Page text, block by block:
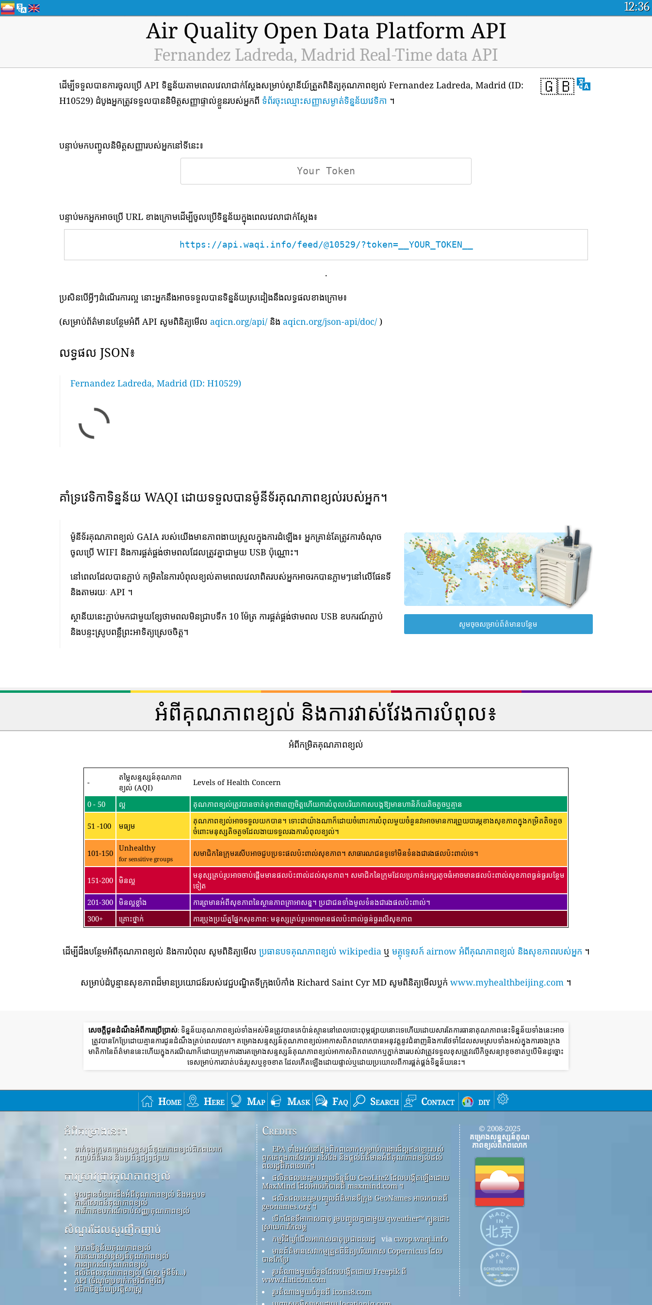
12:36
Air Quality Open Data Platform API
Fernandez Ladreda, Madrid Real-Time data API
🇬🇧
ដើម្បីទទួលបានការចូលប្រើ API ទិន្នន័យតាមពេលវេលាជាក់ស្តែងសម្រាប់ស្ថានីយ៍ត្រួតពិនិត្យគុណភាពខ្យល់ Fernandez Ladreda, Madrid (ID:
H10529) ដំបូងអ្នកត្រូវទទួលបាននិមិត្តសញ្ញាផ្ទាល់ខ្លួនរបស់អ្នកពី ទំព័រចុះឈ្មោះសញ្ញាសម្ងាត់ទិន្នន័យវេទិកា ។
បន្ទាប់មកបញ្ចូលនិមិត្តសញ្ញារបស់អ្នកនៅទីនេះ៖
បន្ទាប់មកអ្នកអាចប្រើ URL ខាងក្រោមដើម្បីចូលប្រើទិន្នន័យក្នុងពេលវេលាជាក់ស្តែង៖
https://api.waqi.info/feed/@10529/?token=__YOUR_TOKEN__
.
ប្រសិនបើអ្វីៗដំណើរការល្អ នោះអ្នកនឹងអាចទទួលបានទិន្នន័យស្រដៀងនឹងលទ្ធផលខាងក្រោម៖
(សម្រាប់ព័ត៌មានបន្ថែមអំពី API សូមពិនិត្យមើល aqicn.org/api/ និង aqicn.org/json-api/doc/ )
លទ្ធផល JSON៖
Fernandez Ladreda, Madrid (ID: H10529)
គាំទ្រវេទិកាទិន្នន័យ WAQI ដោយទទួលបានម៉ូនីទ័រគុណភាពខ្យល់របស់អ្នក។
ម៉ូនីទ័រគុណភាពខ្យល់ GAIA របស់យើងមានភាពងាយស្រួលក្នុងការដំឡើង៖ អ្នកគ្រាន់តែត្រូវការចំណុច
ចូលប្រើ WIFI និងការផ្គត់ផ្គង់ថាមពលដែលត្រូវគ្នាជាមួយ USB ប៉ុណ្ណោះ។
នៅពេលដែលបានភ្ជាប់ កម្រិតនៃការបំពុលខ្យល់តាមពេលវេលាពិតរបស់អ្នកអាចរកបានភ្លាមៗនៅលើផែនទី
និងតាមរយៈ API ។
ស្ថានីយនេះភ្ជាប់មកជាមួយខ្សែថាមពលមិនជ្រាបទឹក 10 ម៉ែត្រ ការផ្គត់ផ្គង់ថាមពល USB ឧបករណ៍ភ្ជាប់
និងបន្ទះស្រូបពន្លឺព្រះអាទិត្យស្រេចចិត្ត។
សូមចុចសម្រាប់ព័ត៌មានបន្ថែម
អំពីគុណភាពខ្យល់ និងការវាស់វែងការបំពុល៖
អំពីកម្រិតគុណភាពខ្យល់
-
តម្លៃសន្ទស្សន៍គុណភាព
ខ្យល់ (AQI)
Levels of Health Concern
0 - 50 ល្អ គុណភាពខ្យល់ត្រូវបានចាត់ទុកថាពេញចិត្តហើយការបំពុលបរិយាកាសបង្កឱ្យមានហានិភ័យតិចតួចឬគ្មាន
51 -100 មធ្យម
គុណភាពខ្យល់អាចទទួលយកបាន។ ទោះជាយ៉ាងណាក៏ដោយចំពោះការបំពុលមួយចំនួនវាអាចមានការព្រួយបារម្ភខាងសុខភាពក្នុងកម្រិតតិចតួច
ចំពោះមនុស្សតិចតួចដែលងាយទទួលរងការបំពុលខ្យល់។
101-150
Unhealthy
for sensitive groups
សមាជិកនៃក្រុមរសើបអាចជួបប្រទះផលប៉ះពាល់សុខភាព។ សាធារណជន​ទូទៅ​មិន​ទំនង​ជា​រង​ផល​ប៉ះពាល់​ទេ។
151-200 មិនល្អ
មនុស្សគ្រប់រូបអាចចាប់ផ្តើមមានផលប៉ះពាល់ដល់សុខភាព។ សមាជិកនៃក្រុមដែលប្រកាន់អក្សរតូចធំអាចមានផលប៉ះពាល់សុខភាពធ្ងន់ធ្ងរបន្ថែម
ទៀត
201-300 មិនល្អខ្លាំង
ការព្រមានអំពីសុខភាពនៃស្ថានភាពគ្រាអាសន្ន។ ប្រជាជនទាំងមូលទំនងជារងផលប៉ះពាល់។
300+
គ្រោះថ្នាក់ ការប្រុងប្រយ័ត្នផ្នែកសុខភាព: មនុស្សគ្រប់រូបអាចមានផលប៉ះពាល់ធ្ងន់ធ្ងរលើសុខភាព
ដើម្បីដឹងបន្ថែមអំពីគុណភាពខ្យល់ និងការបំពុល សូមពិនិត្យមើល ប្រធានបទគុណភាពខ្យល់ wikipediaឬ មគ្គុទ្ទេសក៍ airnow អំពីគុណភាពខ្យល់ និងសុខភាពរបស់អ្នក ។
សម្រាប់ដំបូន្មានសុខភាពដ៏មានប្រយោជន៍របស់វេជ្ជបណ្ឌិតទីក្រុងប៉េកាំង Richard Saint Cyr MD សូមពិនិត្យមើលប្លក់ www.myhealthbeijing.com ។
សេចក្តីជូនដំណឹងអំពីការប្រើប្រាស់: ទិន្នន័យគុណភាពខ្យល់ទាំងអស់មិនត្រូវបានគេប៉ាន់ស្មាននៅពេលបោះពុម្ភផ្សាយនោះទេហើយដោយសារតែការធានាគុណភាពនេះទិន្នន័យទាំងនេះអាច
ត្រូវបានកែប្រែដោយគ្មានការជូនដំណឹងគ្រប់ពេលវេលា។ គម្រោងសន្ទស្សន៍គុណភាពខ្យល់អាកាសពិភពលោកបានអនុវត្តនូវជំនាញនិងការថែទាំដែលសមស្របទាំងអស់ក្នុងការចងក្រង
មាតិកានៃព័ត៌មាននេះហើយក្នុងករណីណាក៏ដោយក្រុមការងារគម្រោងសន្ទស្សន៍គុណភាពខ្យល់អាកាសពិភពលោកឬភ្នាក់ងាររបស់វាត្រូវទទួលខុសត្រូវលើកិច្ចសន្យាខូចខាតឬបើមិនដូច្នោះ
ទេសម្រាប់ការបាត់បង់របួសឬខូចខាត ដែលកើតឡើងដោយផ្ទាល់ឬដោយប្រយោលពីការផ្គត់ផ្គង់ទិន្នន័យនេះ។
Home Here Map Mask Faq Search Contact diy
អំពីគម្រោងនេះ។
ទាក់ទងក្រុមគម្រោងសន្ទស្សន៍គុណភាពខ្យល់ពិភពលោក
កញ្ចប់ព័ត៌មាន និងប្រព័ន្ធផ្សព្វផ្សាយ
ការស្រាវជ្រាវគុណភាពខ្យល់
មូលដ្ឋានចំណេះដឹងអំពីគុណភាពខ្យល់ និងអត្ថបទ
ការពិសោធន៍គុណភាពខ្យល់
ការវិភាគឧបករណ៍ចាប់សញ្ញាគុណភាពខ្យល់
សំណួរដែលសួរញឹកញាប់
ប្រភពទិន្នន័យគុណភាពខ្យល់
ការគណនាសន្ទស្សន៍គុណភាពខ្យល់
ការព្យាករណ៍គុណភាពខ្យល់
ផលិតផលគុណភាពខ្យល់ (ម៉ាស ម៉ូនីទ័រ...)
API (ចំណុចប្រទាក់កម្មវិធីកម្មវិធី)
វេទិកាទិន្នន័យប្រវត្តិសាស្ត្រ
Credits
EPA ទាំងអស់នៅក្នុងពិភពលោកសម្រាប់ការងារដ៏ល្អឥតខ្ចោះរបស់
ពួកគេក្នុងការថែរក្សា វាស់វែង និងផ្តល់ព័ត៌មានអំពីគុណភាពខ្យល់ដល់
ពលរដ្ឋពិភពលោក។
ផលិតផលនេះរួមបញ្ចូលទិន្នន័យ GeoLite2 ដែលបង្កើតឡើងដោយ
MaxMind ដែលអាចរកបានពី maxmind.com ។
ផលិតផលនេះរួមបញ្ចូលព័ត៌មានទីក្រុង GeoNames អាចរកបានពី
geonames.org ។
បើកផែនទីអាកាសធាតុ រួមបញ្ចូលគ្នាជាមួយ qweather™ ក្បួនដោះ
ស្រាយការកែលម្អ
កម្មវិធីឃ្លាំមើលអាកាសធាតុប្រជាពលរដ្ឋ via cwop.waqi.info
មានព័ត៌មានសេវាកម្មត្រួតពិនិត្យបរិយាកាស Copernicus ដែល
បានកែប្រែ
រូបតំណាងមួយចំនួនដែលបង្កើតដោយ Freepik ពី
www.flaticon.com
រូបតំណាងមួយចំនួនពី icons8.com
© 2008-2025
គម្រោងសន្ទស្សន៍គុណ
ភាពខ្យល់ពិភពលោក